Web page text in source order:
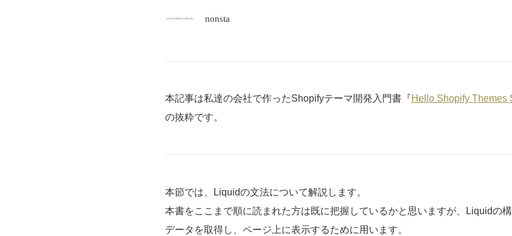
nonsta
本記事は私達の会社で作ったShopifyテーマ開発入門書『Hello Shopify Themes
の抜粋です。
本節では、Liquidの文法について解説します。
本書をここまで順に読まれた方は既に把握しているかと思いますが、Liquidの
データを取得し、ページ上に表示するために用います。